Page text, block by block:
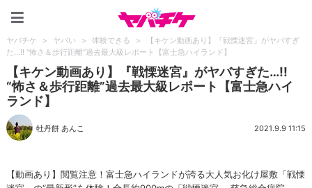
ヤバチケ > ヤバい > 体験できる >
【キケン動画あり】『戦慄迷宮』がヤバすぎ
た…!! “怖さ＆歩行距離”過去最大級レポート【富士急ハイランド】
【キケン動画あり】『戦慄迷宮』がヤバすぎた…!!
“怖さ＆歩行距離”過去最大級レポート【富士急ハイ
ランド】
牡丹餅 あんこ 2021.9.9 11:15
【動画あり】閲覧注意！富士急ハイランドが誇る大人気お化け屋敷「戦慄